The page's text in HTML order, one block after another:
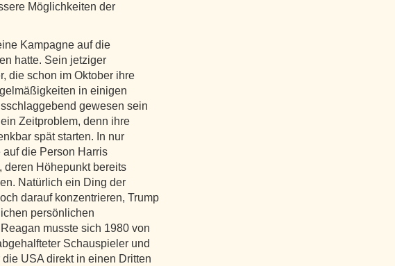
Möglichkeiten der
Kampagne auf die
hatte. Sein jetziger
die schon im Oktober ihre
in einigen
gewesen sein
Zeitproblem, denn ihre
spät starten. In nur
die Person Harris
deren Höhepunkt bereits
Natürlich ein Ding der
darauf konzentrieren, Trump
persönlichen
musste sich 1980 von
Schauspieler und
USA direkt in einen Dritten